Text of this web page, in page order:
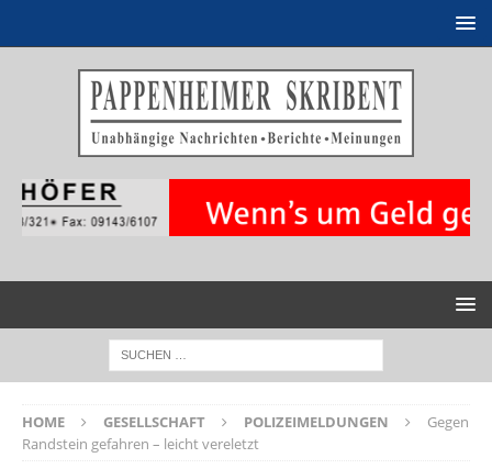
HOME GESELLSCHAFT POLIZEIMELDUNGEN
Gegen
Randstein gefahren – leicht vereletzt